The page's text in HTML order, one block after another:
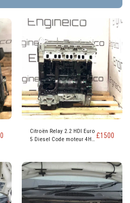
Citroën Relay 2.2 HDI Euro
5 Diesel Code moteur 4HG £1500